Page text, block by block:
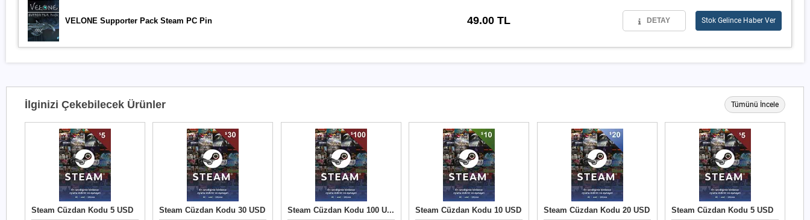
VELONE Supporter Pack Steam PC Pin 49.00 TL DETAY Stok Gelince Haber Ver
İlginizi Çekebilecek Ürünler Tümünü İncele
Steam Cüzdan Kodu 5 USD Steam Cüzdan Kodu 30 USD Steam Cüzdan Kodu 100 USD Steam Cüzdan Kodu 10 USD Steam Cüzdan Kodu 20 USD Steam Cüzdan Kodu 5 USD